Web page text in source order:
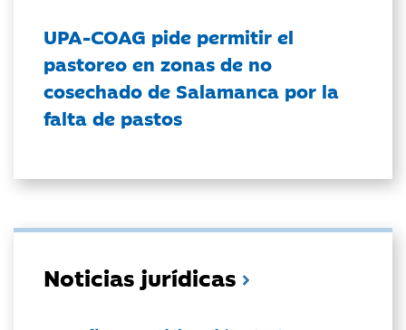
UPA-COAG pide permitir el
pastoreo en zonas de no
cosechado de Salamanca por la
falta de pastos
Noticias jurídicas